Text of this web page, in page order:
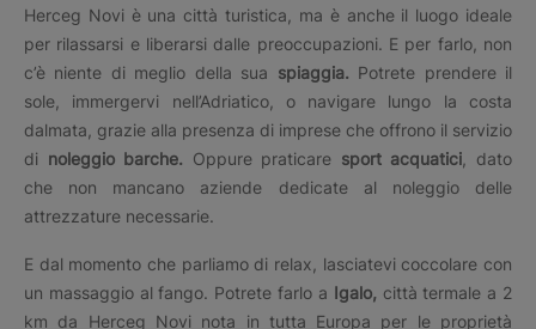
Herceg Novi è una città turistica, ma è anche il luogo ideale
per rilassarsi e liberarsi dalle preoccupazioni. E per farlo, non
c’è niente di meglio della sua spiaggia. Potrete prendere il
sole, immergervi nell’Adriatico, o navigare lungo la costa
dalmata, grazie alla presenza di imprese che offrono il servizio
di noleggio barche. Oppure praticare sport acquatici, dato
che non mancano aziende dedicate al noleggio delle
attrezzature necessarie.
E dal momento che parliamo di relax, lasciatevi coccolare con
un massaggio al fango. Potrete farlo a Igalo, città termale a 2
km da Herceg Novi nota in tutta Europa per le proprietà